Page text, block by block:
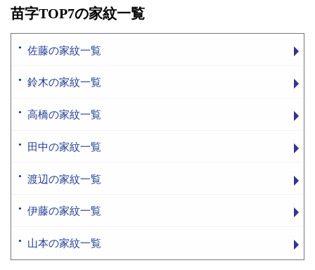
苗字TOP7の家紋一覧
佐藤の家紋一覧
鈴木の家紋一覧
高橋の家紋一覧
田中の家紋一覧
渡辺の家紋一覧
伊藤の家紋一覧
山本の家紋一覧